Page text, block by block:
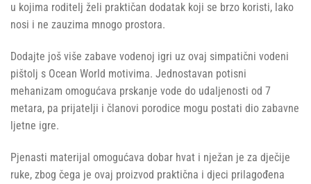
u kojima roditelj želi praktičan dodatak koji se brzo koristi, lako
nosi i ne zauzima mnogo prostora.
Dodajte još više zabave vodenoj igri uz ovaj simpatični vodeni
pištolj s Ocean World motivima. Jednostavan potisni
mehanizam omogućava prskanje vode do udaljenosti od 7
metara, pa prijatelji i članovi porodice mogu postati dio zabavne
ljetne igre.
Pjenasti materijal omogućava dobar hvat i nježan je za dječije
ruke, zbog čega je ovaj proizvod praktična i djeci prilagođena